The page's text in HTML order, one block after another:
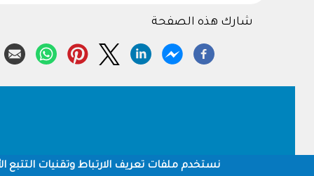
شارك هذه الصفحة
نستخدم ملفات تعريف الارتباط وتقنيات التتبع